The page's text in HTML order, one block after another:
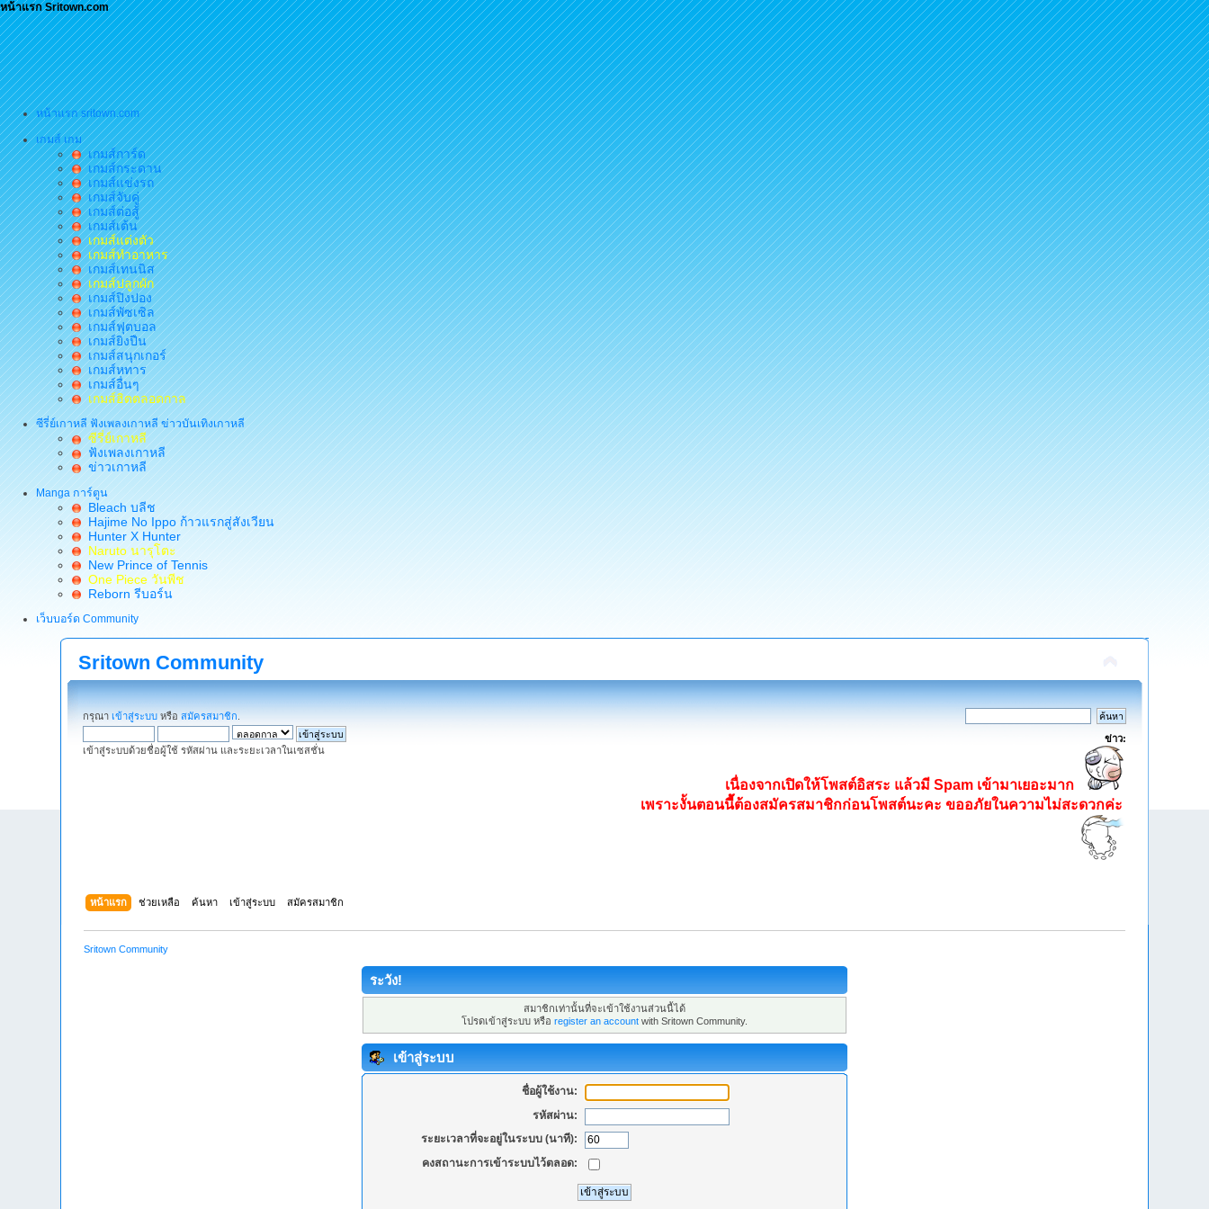
หน้าแรก Sritown.com
หน้าแรก sritown.com
เกมส์ เกม
เกมส์การ์ด
เกมส์กระดาน
เกมส์แข่งรถ
เกมส์จับคู่
เกมส์ต่อสู้
เกมส์เต้น
เกมส์แต่งตัว
เกมส์ทำอาหาร
เกมส์เทนนิส
เกมส์ปลูกผัก
เกมส์ปิงปอง
เกมส์พัซเซิล
เกมส์ฟุตบอล
เกมส์ยิงปืน
เกมส์สนุกเกอร์
เกมส์หทาร
เกมส์อื่นๆ
เกมส์ฮิตตลอดกาล
ซีรี่ย์เกาหลี ฟังเพลงเกาหลี ข่าวบันเทิงเกาหลี
ซีรี่ย์เกาหลี
ฟังเพลงเกาหลี
ข่าวเกาหลี
Manga การ์ตูน
Bleach บลีช
Hajime No Ippo ก้าวแรกสู่สังเวียน
Hunter X Hunter
Naruto นารุโตะ
New Prince of Tennis
One Piece วันพีช
Reborn รีบอร์น
เว็บบอร์ด Community
Sritown Community
กรุณา เข้าสู่ระบบ หรือสมัครสมาชิก
เข้าสู่ระบบด้วยชื่อผู้ใช้ รหัสผ่าน และระยะเวลาในเซสชั่น
ข่าว:
เนื่องจากเปิดให้โพสต์อิสระ แล้วมี Spam เข้ามาเยอะมาก
เพราะงั้นตอนนี้ต้องสมัครสมาชิกก่อนโพสต์นะคะ ขออภัยในความไม่สะดวกค่ะ
หน้าแรก ช่วยเหลือ ค้นหา เข้าสู่ระบบ สมัครสมาชิก
Sritown Community
ระวัง!
สมาชิกเท่านั้นที่จะเข้าใช้งานส่วนนี้ได้
โปรดเข้าสู่ระบบ หรือ register an account with Sritown Community.
เข้าสู่ระบบ
ชื่อผู้ใช้งาน:
รหัสผ่าน:
ระยะเวลาที่จะอยู่ในระบบ (นาที):
คงสถานะการเข้าระบบไว้ตลอด: